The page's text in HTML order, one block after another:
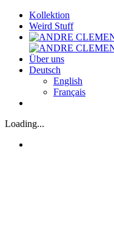
Zum
Inhalt
springen
Kollektion
Weird Stuff
Über uns
Deutsch
English
Français
Loading...